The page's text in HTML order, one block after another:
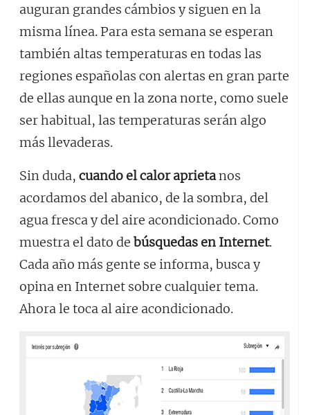
auguran grandes cámbios y siguen en la
misma línea. Para esta semana se esperan
también altas temperaturas en todas las
regiones españolas con alertas en gran parte
de ellas aunque en la zona norte, como suele
ser habitual, las temperaturas serán algo
más llevaderas.
Sin duda, cuando el calor aprietanos
acordamos del abanico, de la sombra, del
agua fresca y del aire acondicionado. Como
muestra el dato de búsquedas en Internet.
Cada año más gente se informa, busca y
opina en Internet sobre cualquier tema.
Ahora le toca al aire acondicionado.